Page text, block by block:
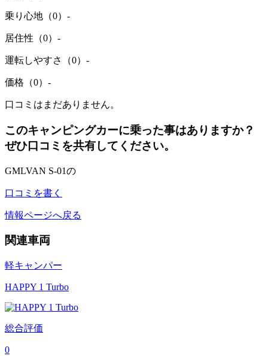
乗り心地（0） -
居住性（0） -
運転しやすさ（0） -
価格（0） -
口コミはまだありません。
このキャンピングカーに乗った事はありますか？
ぜひ口コミを共有してください。
GMLVAN S-01の
口コミを書く
情報ページへ戻る
関連車両
軽キャンパー
HAPPY 1 Turbo
総合評価
0